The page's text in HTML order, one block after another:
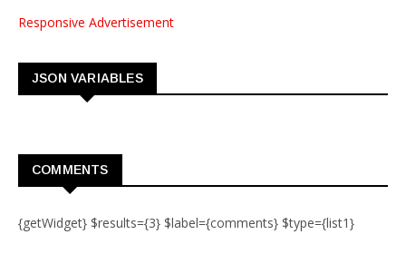
Responsive Advertisement
JSON VARIABLES
COMMENTS
{getWidget} $results={3} $label={comments} $type={list1}